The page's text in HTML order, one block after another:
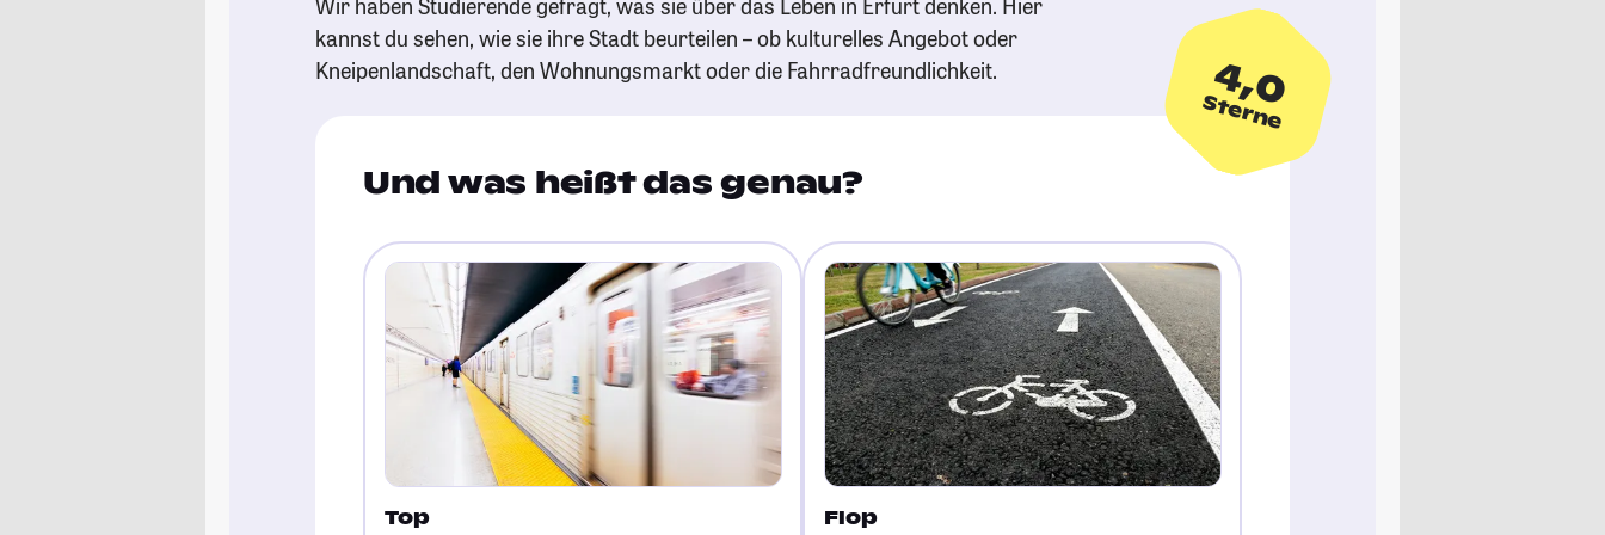
kannst du sehen, wie sie ihre Stadt beurteilen – ob kulturelles Angebot oder
Kneipenlandschaft, den Wohnungsmarkt oder die Fahrradfreundlichkeit.
4,0
Sterne
Und was heißt das genau?
Top Flop